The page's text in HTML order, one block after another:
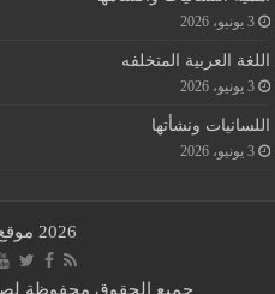
3 يونيو، 2026
اللغة العربية المتخلفه
3 يونيو، 2026
اللسانيات ونشأتها
3 يونيو، 2026
2026 موقع أمر الله
جميع الحقوق محفوظة